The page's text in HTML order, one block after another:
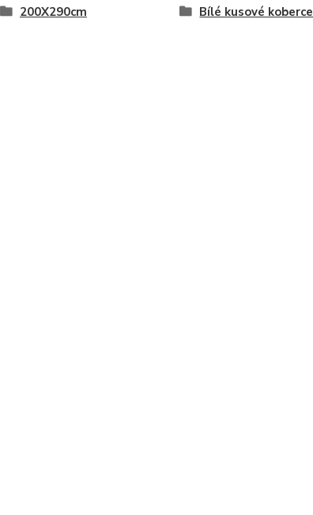
200X290cm
Bílé kusové koberce